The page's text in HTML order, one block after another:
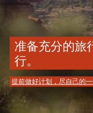
准备充分的旅
行。
提前做好计划，尽自己的一